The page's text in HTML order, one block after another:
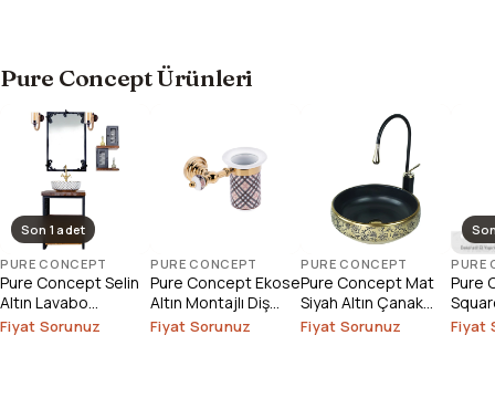
Pure Concept Ürünleri
Son 1 adet
PURE CONCEPT
Pure Concept Selin
Altın Lavabo
Bataryası (Outlet)
Fiyat Sorunuz
PURE CONCEPT
Pure Concept Ekose
Altın Montajlı Diş
Fırçalık
Fiyat Sorunuz
PURE CONCEPT
Pure Concept Mat
Siyah Altın Çanak
Lavabo
Fiyat Sorunuz
PURE
Pure
Fiyat